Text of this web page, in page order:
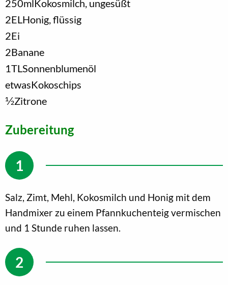
250mlKokosmilch, ungesüßt
2EL Honig, flüssig
2Ei
2Banane
1TL Sonnenblumenöl
etwasKokoschips
1/2Zitrone
Zubereitung
Salz, Zimt, Mehl, Kokosmilch und Honig mit dem
Handmixer zu einem Pfannkuchenteig vermischen
und 1 Stunde ruhen lassen.